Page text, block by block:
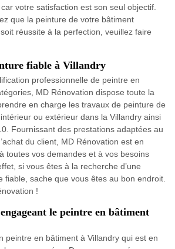
votre satisfaction est son seul objectif.
que la peinture de votre bâtiment
réussite à la perfection, veuillez faire
fiable à Villandry
professionnelle de peintre en
MD Rénovation dispose toute la
en charge les travaux de peinture de
ou extérieur dans la Villandry ainsi
Fournissant des prestations adaptées au
du client, MD Rénovation est en
toutes vos demandes et à vos besoins
si vous êtes à la recherche d’une
fiable, sache que vous êtes au bon endroit.
!
le peintre en bâtiment
peintre en bâtiment à Villandry qui est en